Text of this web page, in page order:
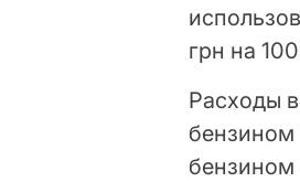
грн на
Расходы
бензином
бензином